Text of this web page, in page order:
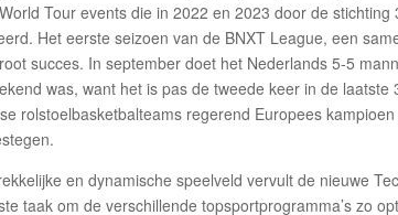
Tour events die in 2022 en 2023 door de
Het eerste seizoen van de BNXT League, een
succes. In september doet het Nederlands 5-5
was, want het is pas de tweede keer in de
rolstoelbasketbalteams regerend Europees
en dynamische speelveld vervult de nieuwe
taak om de verschillende topsportprogramma’s zo